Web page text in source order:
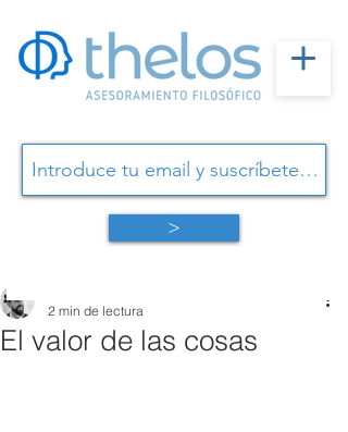
El valor de las cosas
2 min de lectura
>